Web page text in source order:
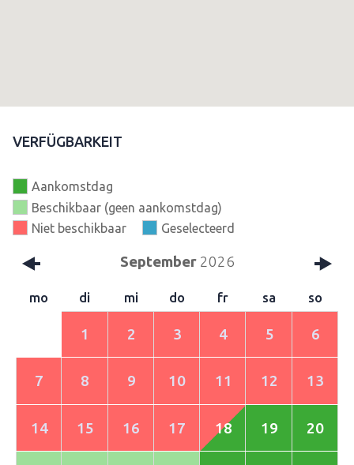
VERFÜGBARKEIT
Aankomstdag
Beschikbaar (geen aankomstdag)
Niet beschikbaar
Geselecteerd
September 2026
mo di mi do fr sa so
1 2 3 4 5 6
7 8 9 10 11 12 13
14 15 16 17 18 19 20